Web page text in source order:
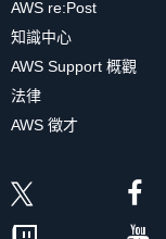
AWS re:Post
知識中心
AWS Support 概觀
法律
AWS 徵才